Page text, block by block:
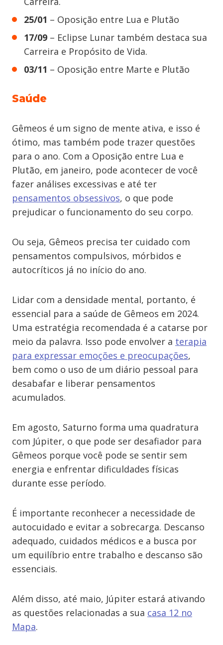
25/01 – Oposição entre Lua e Plutão
17/09 – Eclipse Lunar também destaca sua
Carreira e Propósito de Vida.
03/11 – Oposição entre Marte e Plutão
Saúde
Gêmeos é um signo de mente ativa, e isso é
ótimo, mas também pode trazer questões
para o ano. Com a Oposição entre Lua e
Plutão, em janeiro, pode acontecer de você
fazer análises excessivas e até ter
pensamentos obsessivos, o que pode
prejudicar o funcionamento do seu corpo.
Ou seja, Gêmeos precisa ter cuidado com
pensamentos compulsivos, mórbidos e
autocríticos já no início do ano.
Lidar com a densidade mental, portanto, é
essencial para a saúde de Gêmeos em 2024.
Uma estratégia recomendada é a catarse por
meio da palavra. Isso pode envolver a terapia
para expressar emoções e preocupações,
bem como o uso de um diário pessoal para
desabafar e liberar pensamentos
acumulados.
Em agosto, Saturno forma uma quadratura
com Júpiter, o que pode ser desafiador para
Gêmeos porque você pode se sentir sem
energia e enfrentar dificuldades físicas
durante esse período.
É importante reconhecer a necessidade de
autocuidado e evitar a sobrecarga. Descanso
adequado, cuidados médicos e a busca por
um equilíbrio entre trabalho e descanso são
essenciais.
Além disso, até maio, Júpiter estará ativando
as questões relacionadas a sua casa 12 no
Mapa.